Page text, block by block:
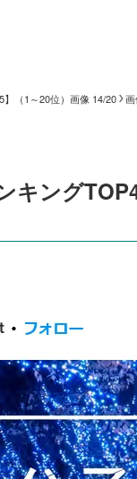
（1～20位）画像 14/20 画
ング